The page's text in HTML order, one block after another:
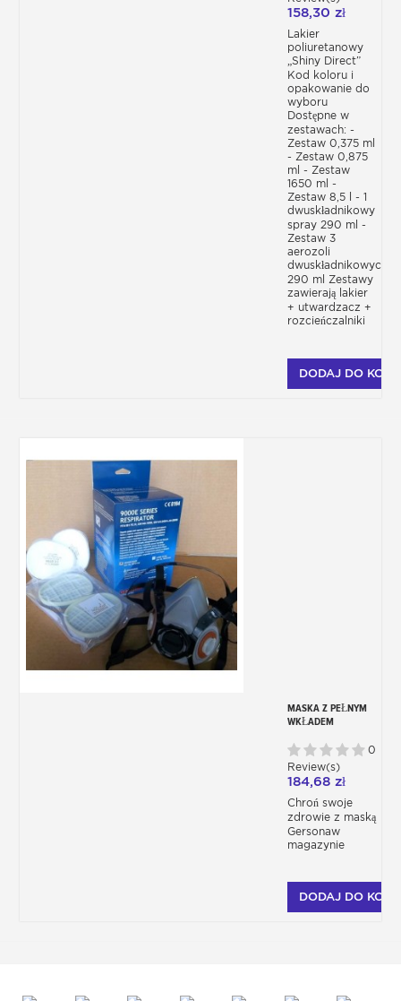
SAMOCHODU
158,30 zł
Lakier
poliuretanowy
„Shiny Direct”
Kod koloru i
opakowanie do
wyboru
Dostępne w
zestawach: -
Zestaw 0,375 ml
- Zestaw 0,875
ml - Zestaw
1650 ml -
Zestaw 8,5 l - 1
dwuskładnikowy
spray 290 ml -
Zestaw 3
aerozoli
dwuskładnikowych
290 ml Zestawy
zawierają lakier
+ utwardzacz +
rozcieńczalniki
DODAJ DO
MASKA Z PEŁNYM
WKŁADEM
UŻYTKU
0
Review(s)
184,68 zł
Chroń swoje
zdrowie z maską
Gersonaw
magazynie
DODAJ DO